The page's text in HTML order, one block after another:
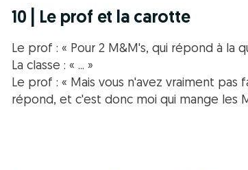
10 | Le prof et la carotte
Le prof : « Pour 2 M&M's, qui répond à la
La classe : « ... »
Le prof : « Mais vous n'avez vraiment pas
répond, et c'est donc moi qui mange les